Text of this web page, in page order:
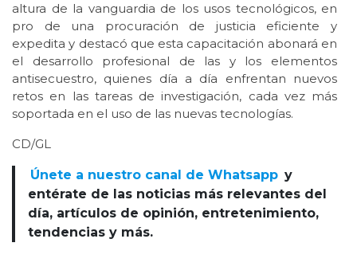
altura de la vanguardia de los usos tecnológicos, en
pro de una procuración de justicia eficiente y
expedita y destacó que esta capacitación abonará en
el desarrollo profesional de las y los elementos
antisecuestro, quienes día a día enfrentan nuevos
retos en las tareas de investigación, cada vez más
soportada en el uso de las nuevas tecnologías.
CD/GL
Únete a nuestro canal de Whatsapp y
entérate de las noticias más relevantes del
día, artículos de opinión, entretenimiento,
tendencias y más.